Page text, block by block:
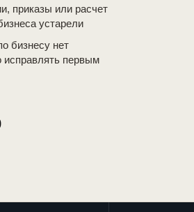
приказы или расчет
устарели
бизнесу нет
исправлять первым